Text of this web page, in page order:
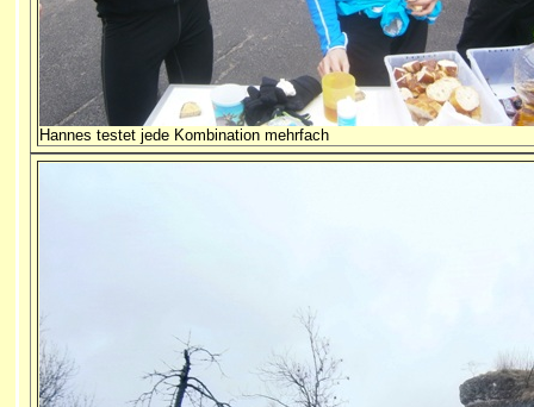
Hannes testet jede Kombination mehrfach